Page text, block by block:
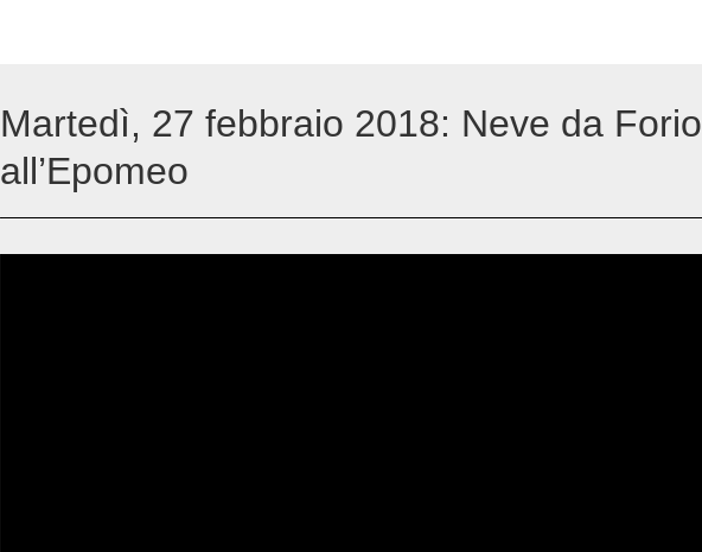
Martedì, 27 febbraio 2018: Neve da Forio
all’Epomeo